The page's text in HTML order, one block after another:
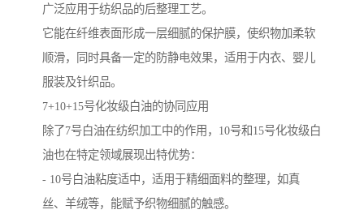
广泛应用于纺织品的后整理工艺。
它能在纤维表面形成一层细腻的保护膜，使织物加柔软
顺滑，同时具备一定的防静电效果，适用于内衣、婴儿
服装及针织品。
7+10+15号化妆级白油的协同应用
除了7号白油在纺织加工中的作用，10号和15号化妆级白
油也在特定领域展现出特优势：
- 10号白油粘度适中，适用于精细面料的整理，如真
丝、羊绒等，能赋予织物细腻的触感。